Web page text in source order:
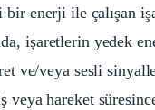
bir enerji ile çalışan
işaretlerin yedek
ve/veya sesli
veya hareket